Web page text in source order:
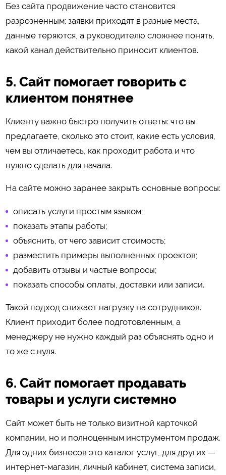
Без сайта продвижение часто становится
разрозненным: заявки приходят в разные места,
данные теряются, а руководителю сложнее понять,
какой канал действительно приносит клиентов.
5. Сайт помогает говорить с
клиентом понятнее
Клиенту важно быстро получить ответы: что вы
предлагаете, сколько это стоит, какие есть условия,
чем вы отличаетесь, как проходит работа и что
нужно сделать для начала.
На сайте можно заранее закрыть основные вопросы:
описать услуги простым языком;
показать этапы работы;
объяснить, от чего зависит стоимость;
разместить примеры выполненных проектов;
добавить отзывы и частые вопросы;
показать способы оплаты, доставки или записи.
Такой подход снижает нагрузку на сотрудников.
Клиент приходит более подготовленным, а
менеджеру не нужно каждый раз объяснять одно и
то же с нуля.
6. Сайт помогает продавать
товары и услуги системно
Сайт может быть не только визитной карточкой
компании, но и полноценным инструментом продаж.
Для одних бизнесов это каталог услуг, для других —
интернет-магазин, личный кабинет, система записи,